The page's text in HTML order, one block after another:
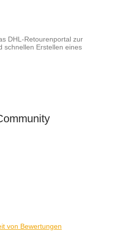
DHL-Retourenportal zur
schnellen Erstellen eines
von Bewertungen